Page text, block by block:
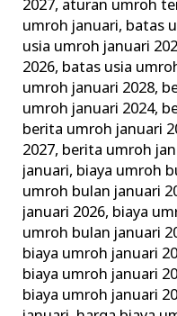
2027, aturan umroh
umroh januari, batas
usia umroh januari
2026, batas usia
umroh januari 2028,
umroh januari 2024,
berita umroh januari
2027, berita umroh
januari, biaya umroh
umroh bulan januari
januari 2026, biaya
umroh bulan januari
biaya umroh januari
biaya umroh januari
biaya umroh januari